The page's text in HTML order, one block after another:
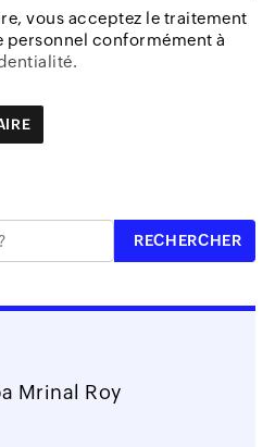
vous acceptez le traitement
personnel conformément à
Mrinal Roy